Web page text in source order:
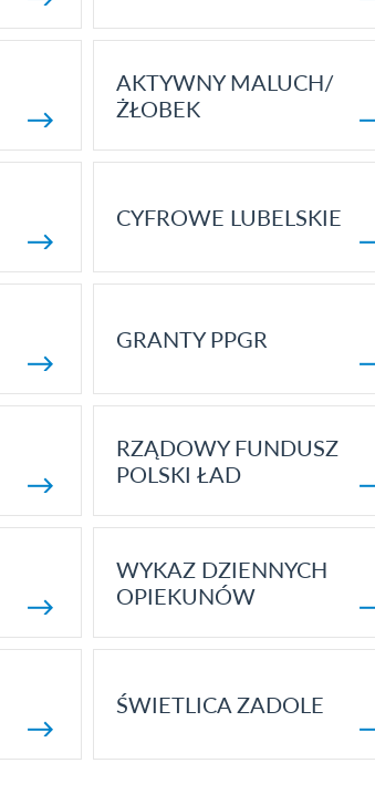
AKTYWNY MALUCH/
ŻŁOBEK
CYFROWE LUBELSKIE
GRANTY PPGR
RZĄDOWY FUNDUSZ
POLSKI ŁAD
WYKAZ DZIENNYCH
OPIEKUNÓW
ŚWIETLICA ZADOLE